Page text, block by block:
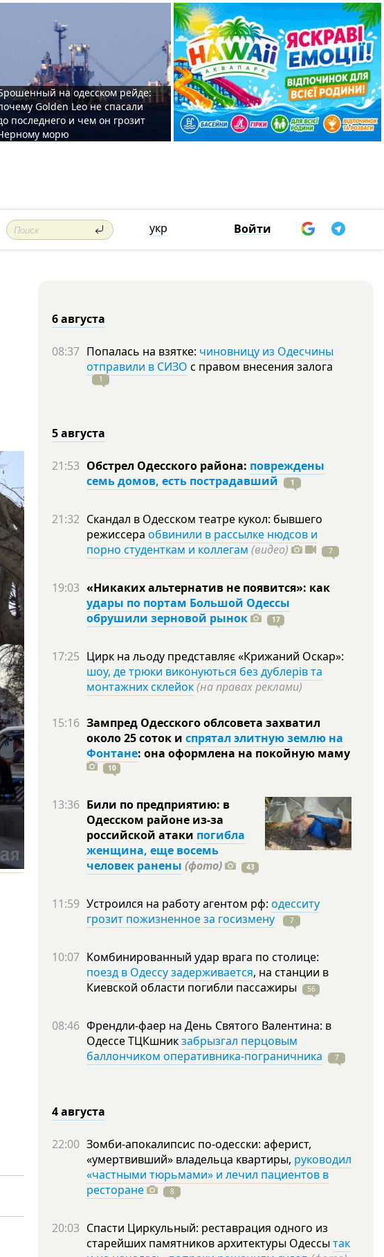
на одесском рейде:
Golden Leo не спасали
последнего и чем он грозит
морю
укр Войти
6 августа
08:37 Попалась на взятке: чиновницу из Одесчины
отправили в СИЗО с правом внесения залога
1
5 августа
21:53 Обстрел Одесского района: повреждены
семь домов, есть пострадавший
1
21:32 Скандал в Одесском театре кукол: бывшего
режиссера обвинили в рассылке нюдсов и
порно студенткам и коллегам (видео) 7
19:03 «Никаких альтернатив не появится»: как
удары по портам Большой Одессы
обрушили зерновой рынок
17
17:25 Цирк на льоду представляє «Крижаний Оскар»:
шоу, де трюки виконуються без дублерів та
монтажних склейок(на правах реклами)
15:16 Зампред Одесского облсовета захватил
около 25 соток и спрятал элитную землю на
Фонтане: она оформлена на покойную маму
10
13:36 Били по предприятию: в
Одесском районе из-за
российской атаки погибла
женщина, еще восемь
человек ранены (фото) 43
11:59 Устроился на работу агентом рф: одесситу
грозит пожизненное за госизмену
7
10:07 Комбинированный удар врага по столице:
поезд в Одессу задерживается, на станции в
Киевской области погибли пассажиры 56
08:46 Френдли-фаер на День Святого Валентина: в
Одессе ТЦКшникзабрызгал перцовым
баллончиком оперативника-пограничника
7
4 августа
22:00 Зомби-апокалипсис по-одесски: аферист,
«умертвивший» владельца квартиры, руководил
«частными тюрьмами» и лечил пациентов в
ресторане
8
20:03 Спасти Циркульный: реставрация одного из
старейших памятников архитектуры Одессы так